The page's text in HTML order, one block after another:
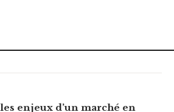
enjeux d’un marché en